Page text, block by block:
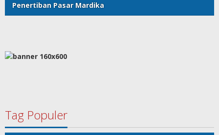
Penertiban Pasar Mardika
Tag Populer